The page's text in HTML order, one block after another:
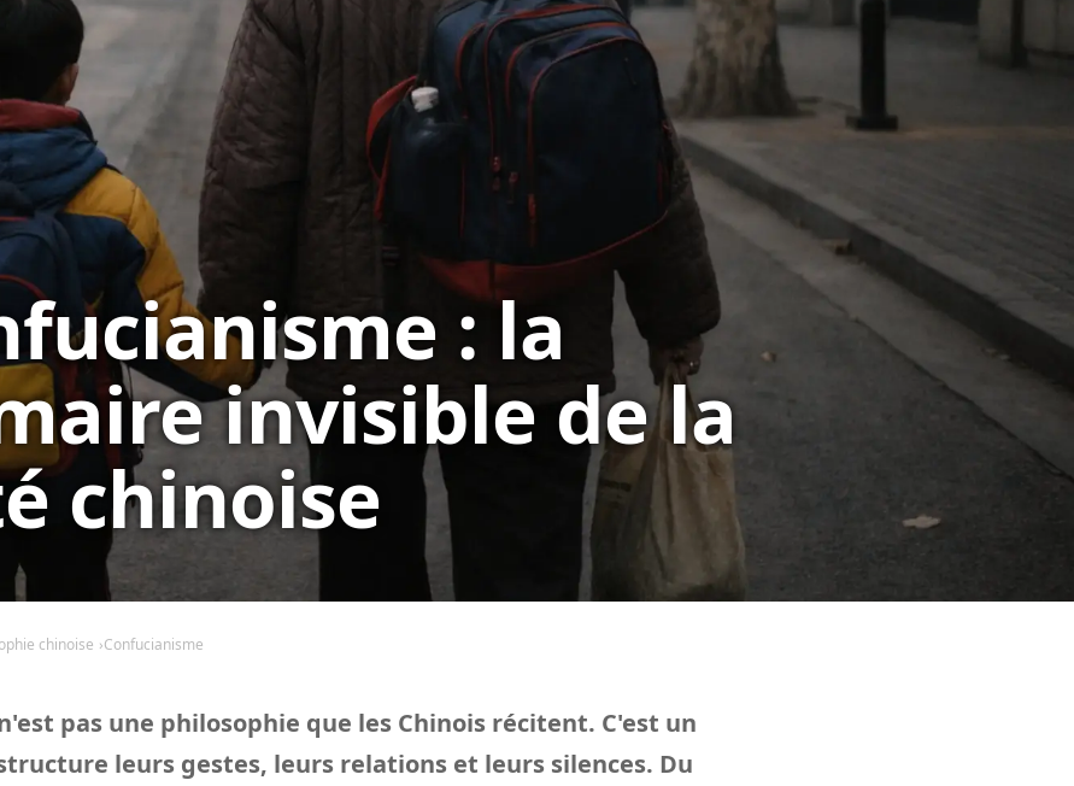
: la
invisible de la
chinoise
chinoise Confucianisme
pas une philosophie que les Chinois récitent. C'est un
leurs gestes, leurs relations et leurs silences. Du